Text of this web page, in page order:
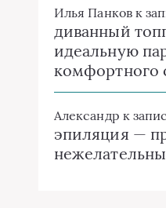
Илья Панковк
диванный
идеальную
комфортного
Александр к
эпиляция —